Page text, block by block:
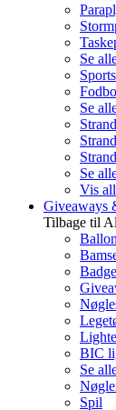
Se
Se
Se
Vis
Giveaways
Tilbage til
BIC
Se
Spil